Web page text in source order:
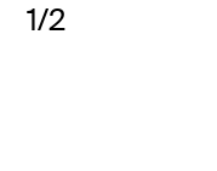
1/2